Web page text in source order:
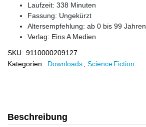
Laufzeit: 338 Minuten
Fassung: Ungekürzt
Altersempfehlung: ab 0 bis 99 Jahren
Verlag: Eins A Medien
SKU: 9110000209127
Kategorien: Downloads Science Fiction
Beschreibung